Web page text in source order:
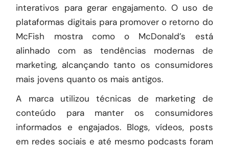
interativos para gerar engajamento. O uso de
plataformas digitais para promover o retorno do
McFish mostra como o McDonald’s está
alinhado com as tendências modernas de
marketing, alcançando tanto os consumidores
mais jovens quanto os mais antigos.
A marca utilizou técnicas de marketing de
conteúdo para manter os consumidores
informados e engajados. Blogs, vídeos, posts
em redes sociais e até mesmo podcasts foram